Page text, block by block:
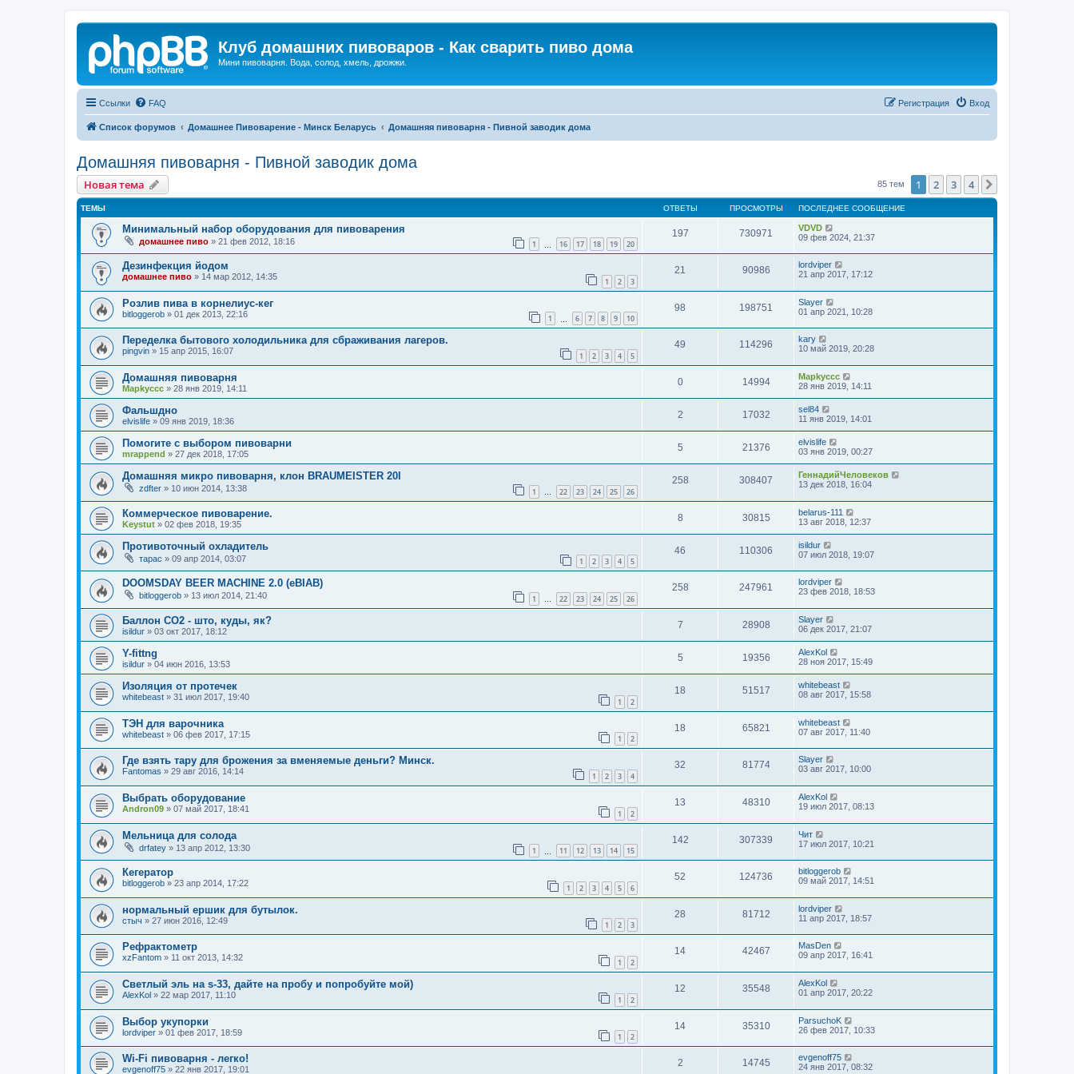
Клуб домашних пивоваров - Как cварить пиво дома
Мини пивоварня. Вода, солод, хмель, дрожжи.
Ссылки FAQ Вход
Регистрация
Список форумов Домашнее Пивоварение - Минск Беларусь Домашняя пивоварня - Пивной заводик дома
Домашняя пивоварня - Пивной заводик дома
Новая тема 85 тем 1 2 3 4
ТЕМЫ ОТВЕТЫ ПРОСМОТРЫ ПОСЛЕДНЕЕ СООБЩЕНИЕ
Минимальный набор оборудования для пивоварения
домашнее пиво » 21 фев 2012, 18:16 1 16 17 18 19 20
197 730971
VDVD
09 фев 2024, 21:37
Дезинфекция йодом
домашнее пиво » 14 мар 2012, 14:35 1 2 3
21 90986
lordviper
21 апр 2017, 17:12
Розлив пива в корнелиус-кег
bitloggerob » 01 дек 2013, 22:16 1 6 7 8 9 10
98 198751
Slayer
01 апр 2021, 10:28
Переделка бытового холодильника для сбраживания лагеров.
pingvin » 15 апр 2015, 16:07 1 2 3 4 5
49 114296
kary
10 май 2019, 20:28
Домашняя пивоварня
Mapkyccc » 28 янв 2019, 14:11
0 14994
Mapkyccc
28 янв 2019, 14:11
Фальшдно
elvislife » 09 янв 2019, 18:36
2 17032
sel84
11 янв 2019, 14:01
Помогите с выбором пивоварни
mrappend » 27 дек 2018, 17:05
5 21376
elvislife
03 янв 2019, 00:27
Домашняя микро пивоварня, клон BRAUMEISTER 20l
zdfter » 10 июн 2014, 13:38 1 … 22 23 24 25 26
258 308407
ГеннадийЧеловеков
13 дек 2018, 16:04
Коммерческое пивоварение.
Keystut » 02 фев 2018, 19:35
8 30815
belarus-111
13 авг 2018, 12:37
Противоточный охладитель
тарас » 09 апр 2014, 03:07 1 2 3 4 5
46 110306
isildur
07 июл 2018, 19:07
DOOMSDAY BEER MACHINE 2.0 (eBIAB)
bitloggerob » 13 июл 2014, 21:40 1 … 22 23 24 25 26
258 247961
lordviper
23 фев 2018, 18:53
Баллон СО2 - што, куды, як?
isildur » 03 окт 2017, 18:12
7 28908
Slayer
06 дек 2017, 21:07
Y-fittng
isildur » 04 июн 2016, 13:53
5 19356
AlexKol
28 ноя 2017, 15:49
Изоляция от протечек
whitebeast » 31 июл 2017, 19:40 1 2
18 51517
whitebeast
08 авг 2017, 15:58
ТЭН для варочника
whitebeast » 06 фев 2017, 17:15 1 2
18 65821
whitebeast
07 авг 2017, 11:40
Где взять тару для брожения за вменяемые деньги? Минск.
Fantomas » 29 авг 2016, 14:14 1 2 3 4
32 81774
Slayer
03 авг 2017, 10:00
Выбрать оборудование
Andron09 » 07 май 2017, 18:41 1 2
13 48310
AlexKol
19 июл 2017, 08:13
Мельница для солода
drfatey » 13 апр 2012, 13:30 1 11 12 13 14 15
142 307339
Чит
17 июл 2017, 10:21
Кегератор
bitloggerob » 23 апр 2014, 17:22 1 2 3 4 5 6
52 124736
bitloggerob
09 май 2017, 14:51
нормальный ершик для бутылок.
стыч » 27 июн 2016, 12:49 1 2 3
28 81712
lordviper
11 апр 2017, 18:57
Рефрактометр
xzFantom » 11 окт 2013, 14:32 1 2
14 42467
MasDen
09 апр 2017, 16:41
Светлый эль на s-33, дайте на пробу и попробуйте мой)
AlexKol » 22 мар 2017, 11:10 1 2
12 35548
AlexKol
01 апр 2017, 20:22
Выбор укупорки
lordviper » 01 фев 2017, 18:59 1 2
14 35310
ParsuchoK
26 фев 2017, 10:33
Wi-Fi пивоварня - легко!
evgenoff75 » 22 янв 2017, 19:01
2 14745
evgenoff75
24 янв 2017, 08:32